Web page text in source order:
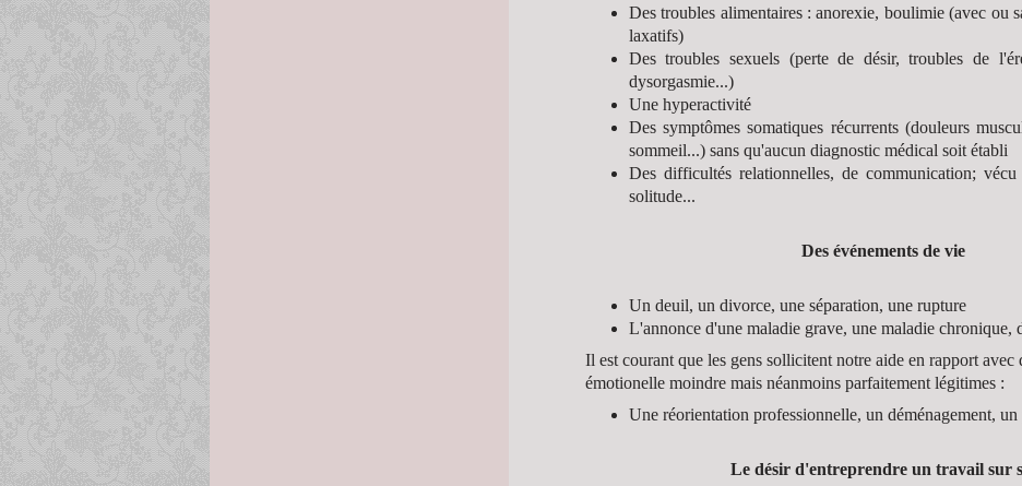
Des troubles alimentaires : anorexie, boulimie (avec ou
laxatifs)
Des troubles sexuels (perte de désir, troubles de
dysorgasmie...)
Une hyperactivité
Des symptômes somatiques récurrents (douleurs
sommeil...) sans qu'aucun diagnostic médical soit établi
Des difficultés relationnelles, de communication;
solitude...
Des événements de vie
Un deuil, un divorce, une séparation, une rupture
L'annonce d'une maladie grave, une maladie chronique,
Il est courant que les gens sollicitent notre aide en rapport avec
émotionelle moindre mais néanmoins parfaitement légitimes :
Une réorientation professionnelle, un déménagement,
Le désir d'entreprendre un travail sur